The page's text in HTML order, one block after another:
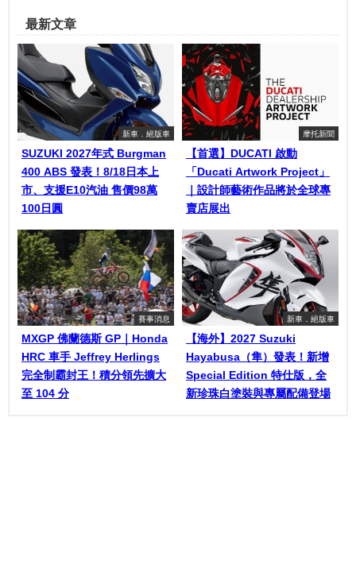
最新文章
新車．絕版車
SUZUKI 2027年式 Burgman
400 ABS 發表！8/18日本上
市、支援E10汽油 售價98萬
100日圓
摩托新聞
【首選】DUCATI 啟動
「Ducati Artwork Project」
｜設計師藝術作品將於全球專
賣店展出
賽事消息
MXGP 佛蘭德斯 GP｜Honda
HRC 車手 Jeffrey Herlings
完全制霸封王！積分領先擴大
至 104 分
新車．絕版車
【海外】2027 Suzuki
Hayabusa（隼）發表！新增
Special Edition 特仕版，全
新珍珠白塗裝與專屬配備登場